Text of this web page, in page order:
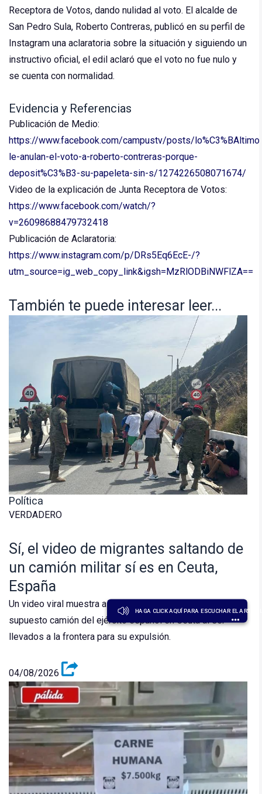
HAGA CLICK AQUÍ PARA ESCUCHAR EL
Receptora de Votos, dando nulidad al voto. El alcalde de
San Pedro Sula, Roberto Contreras, publicó en su perfil de
Instagram una aclaratoria sobre la situación y siguiendo un
instructivo oficial, el edil aclaró que el voto no fue nulo y
se cuenta con normalidad.
Evidencia y Referencias
Publicación de Medio:
https://www.facebook.com/campustv/posts/
le-anulan-el-voto-a-roberto-contreras-porque-
deposit%C3%B3-su-papeleta-sin-s/1274226508071674/
Video de la explicación de Junta Receptora de Votos:
https://www.facebook.com/watch/?
v=26098688479732418
Publicación de Aclaratoria:
https://www.instagram.com/p/DRs5Eq6EcE-/?
utm_source=ig_web_copy_link&igsh=MzRlODBiNWFlZA==
También te puede interesar leer...
Política
VERDADERO
Sí, el video de migrantes saltando de
un camión militar sí es en Ceuta,
España
Un video viral muestra a migrantes saltando de un
supuesto camión del ejército español en Ceuta al ser
llevados a la frontera para su expulsión.
04/08/2026